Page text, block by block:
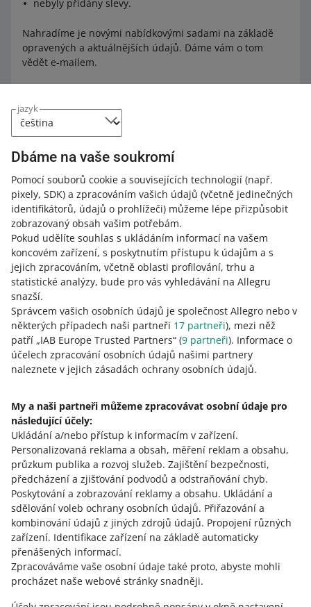
jazyk
Dbáme na vaše soukromí
Pomocí souborů cookie a souvisejících technologií (např.
pixely, SDK) a zpracováním vašich údajů (včetně jedinečných
identifikátorů, údajů o prohlížeči) můžeme lépe přizpůsobit
zobrazovaný obsah vašim potřebám.
Pokud udělíte souhlas s ukládáním informací na vašem
koncovém zařízení, s poskytnutím přístupu k údajům a s
jejich zpracováním, včetně oblasti profilování, trhu a
statistické analýzy, bude pro vás vyhledávání na Allegru
snazší.
Správcem vašich osobních údajů je společnost Allegro nebo v
některých případech naši partneři 17 partneři), mezi něž
patří „IAB Europe Trusted Partners“ (9 partneři). Informace o
účelech zpracování osobních údajů našimi partnery
naleznete v jejich zásadách ochrany osobních údajů.
My a naši partneři můžeme zpracovávat osobní údaje pro
následující účely:
Ukládání a/nebo přístup k informacím v zařízení.
Personalizovaná reklama a obsah, měření reklam a obsahu,
průzkum publika a rozvoj služeb. Zajištění bezpečnosti,
předcházení a zjišťování podvodů a odstraňování chyb.
Poskytování a zobrazování reklamy a obsahu. Ukládání a
sdělování voleb ochrany osobních údajů. Přiřazování a
kombinování údajů z jiných zdrojů údajů. Propojení různých
zařízení. Identifikace zařízení na základě automaticky
přenášených informací.
Zpracováváme vaše osobní údaje také proto, abyste mohli
procházet naše webové stránky snadněji.
nebyly přidány slevy.
Nahradíme je novými nabídkovými sadami na základě
opravených a aktuálnějších údajů. Dáme vám o tom
vědět e-mailem.
Proč to děláme
šanci na zakoupení.
Jak hodnotíte tyto změny?
0 - Zklamání
10 - Skvělé
0 1 2 3 4 5 6
Potřebujete pomoc?
Zeptejte se komunity
Podívejte se na Allegro Komunitu